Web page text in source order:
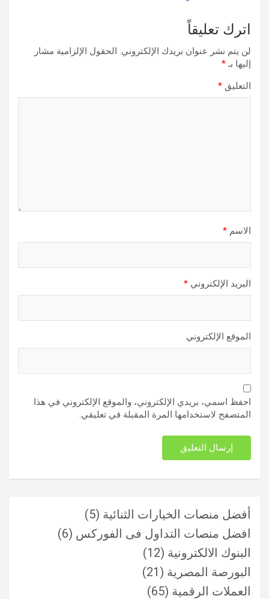
اترك تعليقاً
لن يتم نشر عنوان بريدك الإلكتروني. الحقول الإلزامية مشار
إليها بـ*
التعليق *
الاسم *
البريد الإلكتروني *
الموقع الإلكتروني
احفظ اسمي، بريدي الإلكتروني، والموقع الإلكتروني في هذا
المتصفح لاستخدامها المرة المقبلة في تعليقي.
أفضل منصات الخيارات الثنائية (5)
افضل منصات التداول فى الفوركس (6)
البنوك الالكترونية (12)
البورصة المصرية (21)
العملات الرقمية (65)